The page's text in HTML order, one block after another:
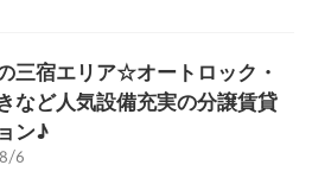
三宿エリア☆オートロック・
など人気設備充実の分譲賃貸
ン♪
6